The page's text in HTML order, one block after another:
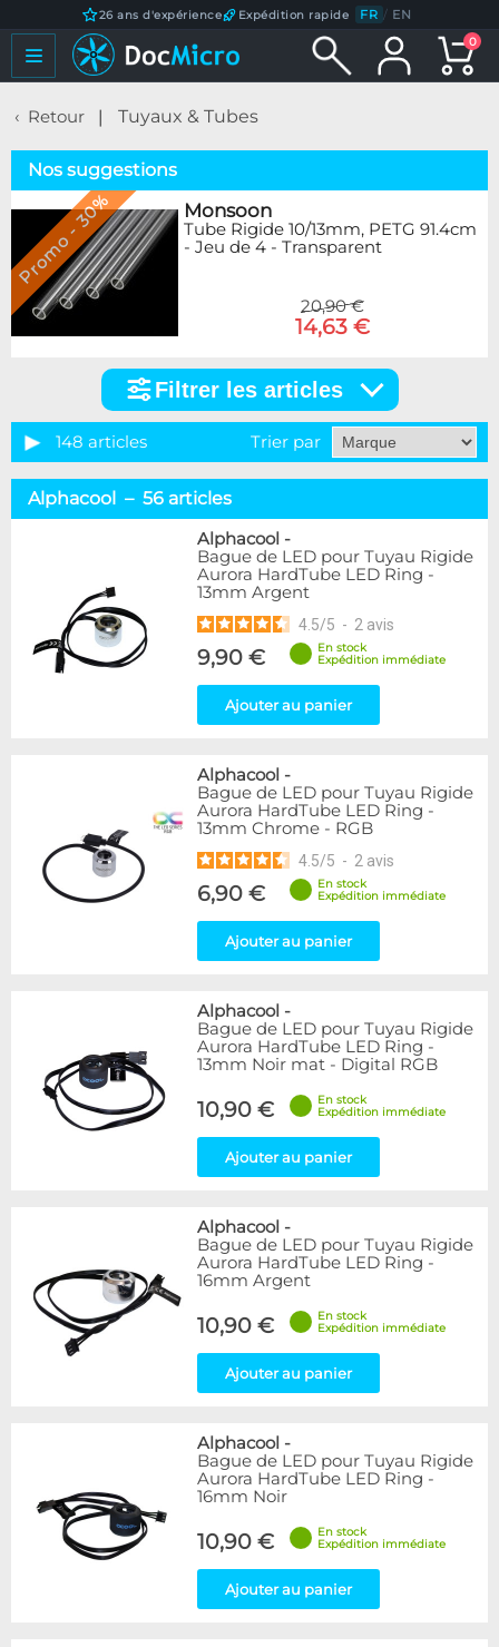
26 ans d'expérience Expédition rapide FR / EN
0
Retour Tuyaux & Tubes
Nos suggestions
Promo - 30% Monsoon
Tube Rigide 10/13mm, PETG 91.4cm
- Jeu de 4 - Transparent
20,90 €
14,63 €
articles
Catégorie
Tuyaux souples
37
Accessoires pour tuyaux
59
Marque
Alphacool
56
DocMicro
27
17
2
15
3
Mayhems
12
Monsoon
3
Tygon
XSPC
7
9
15
Plexi
5
Rouge
Transparent
40
Vert
Disponibilité / Promotions
Articles en promotions
Appliquer
Filtrer les articles
148 articles Trier par
Alphacool – 56 articles
Alphacool -
Bague de LED pour Tuyau Rigide
Aurora HardTube LED Ring -
13mm Argent
4.5/5 - 2 avis
9,90 €
En stock
Expédition immédiate
Ajouter au panier
Alphacool -
Bague de LED pour Tuyau Rigide
Aurora HardTube LED Ring -
13mm Chrome - RGB
4.5/5 - 2 avis
6,90 €
En stock
Expédition immédiate
Ajouter au panier
Alphacool -
Bague de LED pour Tuyau Rigide
Aurora HardTube LED Ring -
13mm Noir mat - Digital RGB
10,90 €
En stock
Expédition immédiate
Ajouter au panier
Alphacool -
Bague de LED pour Tuyau Rigide
Aurora HardTube LED Ring -
16mm Argent
10,90 €
En stock
Expédition immédiate
Ajouter au panier
Alphacool -
Bague de LED pour Tuyau Rigide
Aurora HardTube LED Ring -
16mm Noir
10,90 €
En stock
Expédition immédiate
Ajouter au panier